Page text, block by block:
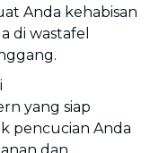
Anda kehabisan
di wastafel
yang siap
pencucian Anda